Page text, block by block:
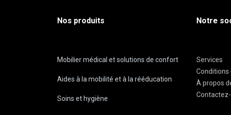
Nos produits
Mobilier médical et solutions de confort
Aides à la mobilité et à la rééducation
Soins et hygiène
Notre
Services
Conditions
À propos